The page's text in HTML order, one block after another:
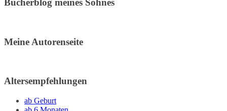
Bücherblog meines Sohnes
Meine Autorenseite
Altersempfehlungen
ab Geburt